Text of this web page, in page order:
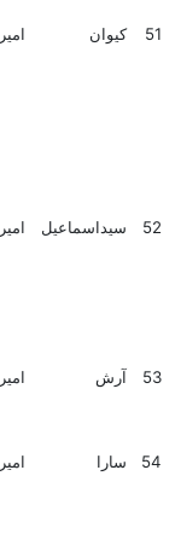
امیرخدا
امیرخسروی